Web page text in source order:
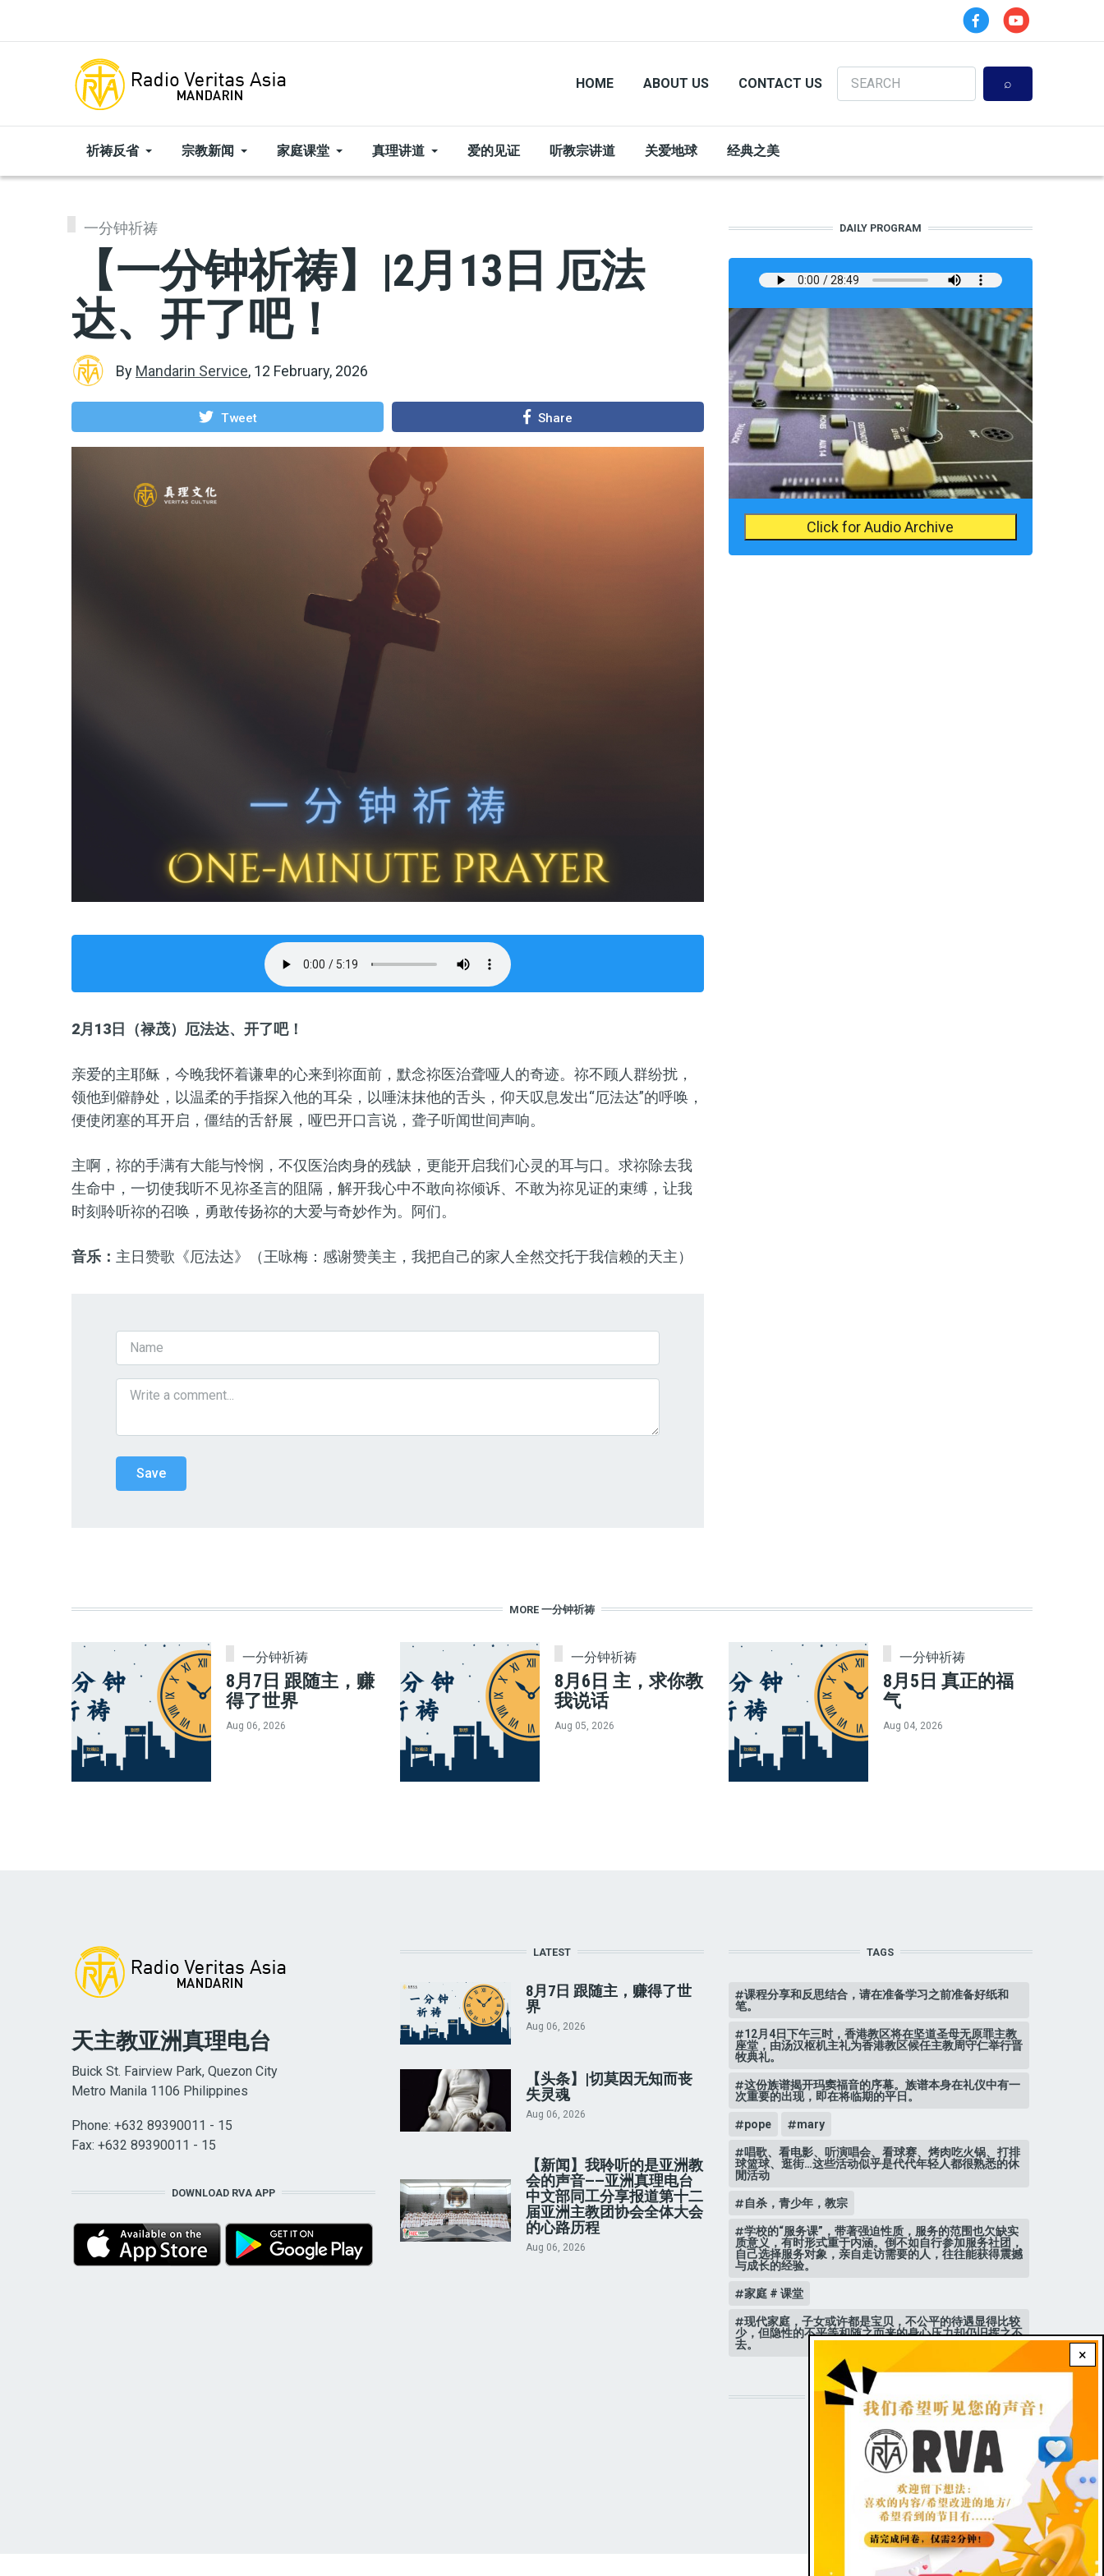
HOME ABOUT US CONTACT US
Search
祈祷反省 宗教新闻 家庭课堂 真理讲道 爱的见证 听教宗讲道 关爱地球 经典之美
一分钟祈祷
【一分钟祈祷】|2月13日 厄法
达、开了吧！
By Mandarin Service, 12 February, 2026
Tweet Share
2月 13 日（禄茂） 厄法达、开了吧！
亲爱的主耶稣，今晚我怀着谦卑的心来到祢面前，默念祢医治聋哑人的奇迹。祢不顾人群纷扰，
领他到僻静处，以温柔的手指探入他的耳朵，以唾沫抹他的舌头，仰天叹息发出“厄法达”的呼唤，
便使闭塞的耳开启，僵结的舌舒展，哑巴开口言说，聋子听闻世间声响。
主啊，祢的手满有大能与怜悯，不仅医治肉身的残缺，更能开启我们心灵的耳与口。求祢除去我
生命中，一切使我听不见祢圣言的阻隔，解开我心中不敢向祢倾诉、不敢为祢见证的束缚，让我
时刻聆听祢的召唤，勇敢传扬祢的大爱与奇妙作为。阿们。
音乐： 主日赞歌 《厄法达》（王咏梅 ： 感谢赞美主，我把自己的家人全然交托于我信赖的天主）
DAILY PROGRAM
Click for Audio Archive
MORE 一分钟祈祷
一分钟祈祷
8月7日 跟随主，赚
得了世界
Aug 06, 2026
一分钟祈祷
8月6日 主，求你教
我说话
Aug 05, 2026
一分钟祈祷
8月5日 真正的福
气
Aug 04, 2026
×
天主教亚洲真理电台
Buick St. Fairview Park, Quezon City
Metro Manila 1106 Philippines
Phone: +632 89390011 - 15
Fax: +632 89390011 - 15
DOWNLOAD RVA APP
LATEST
8月7日 跟随主，赚得了世
界
Aug 06, 2026
【头条】|切莫因无知而丧
失灵魂
Aug 06, 2026
【新闻】我聆听的是亚洲教
会的声音——亚洲真理电台
中文部同工分享报道第十二
届亚洲主教团协会全体大会
的心路历程
Aug 06, 2026
TAGS
课程分享和反思结合，请在准备学习之前准备好纸和
笔。
12月4日下午三时，香港教区将在坚道圣母无原罪主教
座堂，由汤汉枢机主礼为香港教区候任主教周守仁举行晋
牧典礼。
这份族谱揭开玛窦福音的序幕。族谱本身在礼仪中有一
次重要的出现，即在将临期的平日。
pope mary
唱歌、看电影、听演唱会、看球赛、烤肉吃火锅、打排
球篮球、逛街…这些活动似乎是代代年轻人都很熟悉的休
閒活动
自杀，青少年，教宗
学校的“服务课”，带著强迫性质，服务的范围也欠缺实
质意义，有时形式重于内涵。倒不如自行参加服务社团，
自己选择服务对象，亲自走访需要的人，往往能获得震撼
与成长的经验。
家庭 # 课堂
现代家庭，子女或许都是宝贝，不公平的待遇显得比较
少，但隐性的不平等和随之而来的身心压力却仍旧挥之不
去。
STAY CONNECTED WITH US!